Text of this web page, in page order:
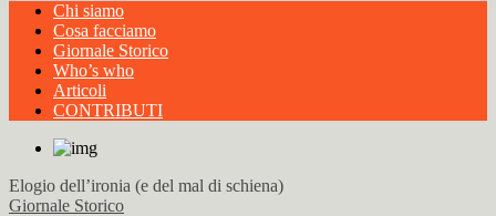
Chi siamo
Cosa facciamo
Giornale Storico
Who’s who
Articoli
CONTRIBUTI
Elogio dell’ironia (e del mal di schiena)
Giornale Storico